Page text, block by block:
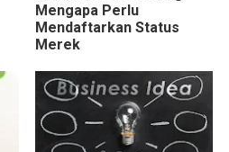
Mengapa Perlu
Mendaftarkan Status
Merek